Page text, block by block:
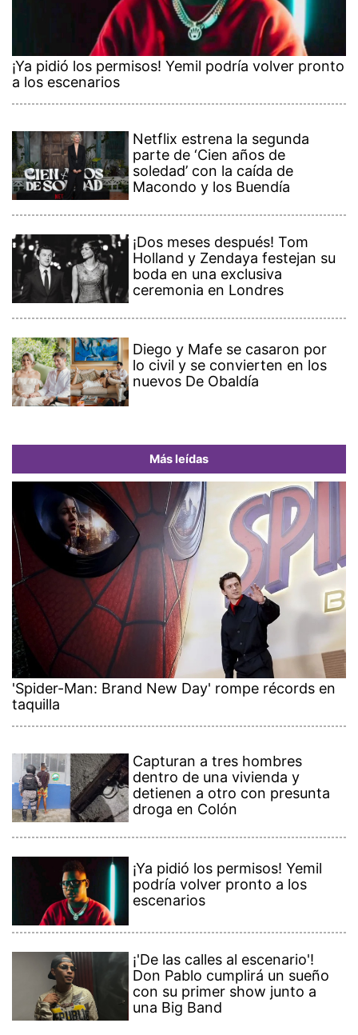
¡Ya pidió los permisos! Yemil podría volver pronto
a los escenarios
Netflix estrena la segunda
parte de ‘Cien años de
soledad’ con la caída de
Macondo y los Buendía
¡Dos meses después! Tom
Holland y Zendaya festejan su
boda en una exclusiva
ceremonia en Londres
Diego y Mafe se casaron por
lo civil y se convierten en los
nuevos De Obaldía
Más leídas
'Spider-Man: Brand New Day' rompe récords en
taquilla
Capturan a tres hombres
dentro de una vivienda y
detienen a otro con presunta
droga en Colón
¡Ya pidió los permisos! Yemil
podría volver pronto a los
escenarios
¡'De las calles al escenario'!
Don Pablo cumplirá un sueño
con su primer show junto a
una Big Band